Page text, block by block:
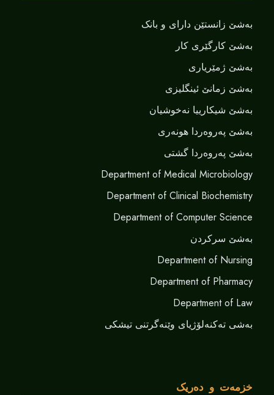
بەشێ زانستێن دارای و بانک
بەشێ کارگێری کار
بەشێ ژمێریاری
بەشێ زمانێ ‌‌ئینگلیزی
بەشێ شیکارییا نەخوشیان
بەشێ پەروەردا هونەری
بەشێ پەروەردا گشتی
Department of Medical Microbiology
Department of Clinical Biochemistry
Department of Computer Science
بەشێ سرکردن
Department of Nursing
Department of Pharmacy
Department of Law
بەشی تەکنەلۆژیای وێنەگرتنی تیشکی
خزمەت و دەریک